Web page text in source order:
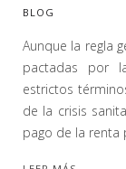
BLOG
Aunque la regla
pactadas por
estrictos
de la crisis
pago de la renta